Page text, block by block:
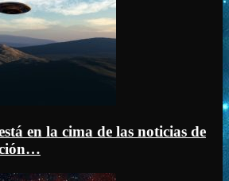
en la cima de las noticias de